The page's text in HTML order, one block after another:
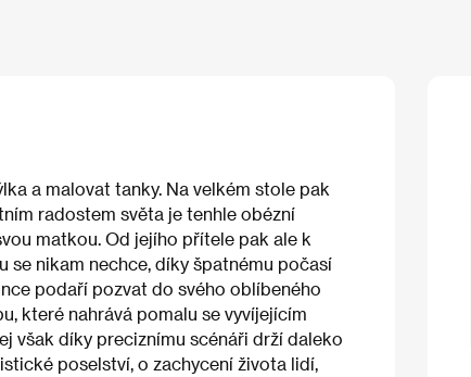
a malovat tanky. Na velkém stole pak
radostem světa je tenhle obézní
matkou. Od jejího přítele pak ale k
se nikam nechce, díky špatnému počasí
podaří pozvat do svého oblíbeného
které nahrává pomalu se vyvíjejícím
však díky preciznímu scénáři drží daleko
poselství, o zachycení života lidí,